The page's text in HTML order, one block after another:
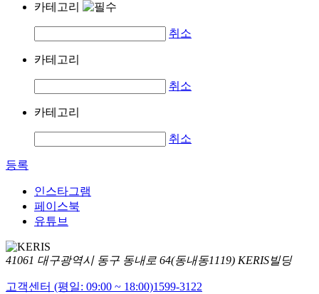
카테고리
취소
카테고리
취소
카테고리
취소
등록
인스타그램
페이스북
유튜브
41061 대구광역시 동구 동내로 64(동내동1119) KERIS빌딩
고객센터 (평일: 09:00 ~ 18:00)1599-3122